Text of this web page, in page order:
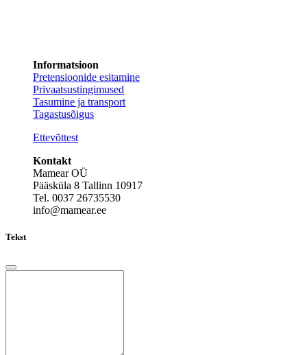
Informatsioon
Pretensioonide esitamine
Privaatsustingimused
Tasumine ja transport
Tagastusõigus
Ettevõttest
Kontakt
Mamear OÜ
Pääsküla 8 Tallinn 10917
Tel. 0037 26735530
info@mamear.ee
Tekst